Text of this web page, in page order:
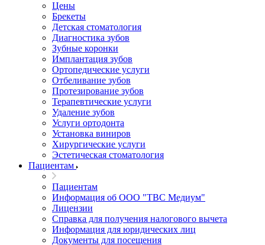
Цены
Брекеты
Детская стоматология
Диагностика зубов
Зубные коронки
Имплантация зубов
Ортопедические услуги
Отбеливание зубов
Протезирование зубов
Терапевтические услуги
Удаление зубов
Услуги ортодонта
Установка виниров
Хирургические услуги
Эстетическая стоматология
Пациентам
Пациентам
Информация об ООО "ТВС Медиум"
Лицензии
Справка для получения налогового вычета
Информация для юридических лиц
Документы для посещения